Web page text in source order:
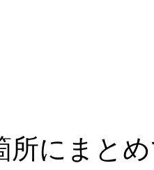
所にまと